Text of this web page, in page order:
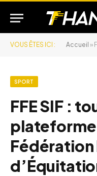
VOUS ÊTES ICI : Accueil »
SPORT
FFE SIF :
plateforme
Fédération